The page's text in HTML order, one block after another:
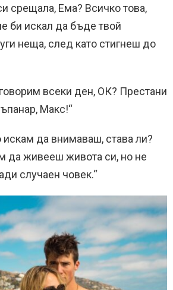
срещала, Ема? Всичко това,
би искал да бъде твой
неща, след като стигнеш до
всеки ден, ОК? Престани
Макс!“
да внимаваш, става ли?
да живееш живота си, но не
случаен човек.“